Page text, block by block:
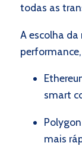
todas as
A escolha
smart
mais